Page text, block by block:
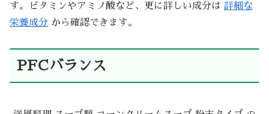
す。ビタミンやアミノ酸など、更に詳しい成分は 詳細な
栄養成分 から確認できます。
PFCバランス